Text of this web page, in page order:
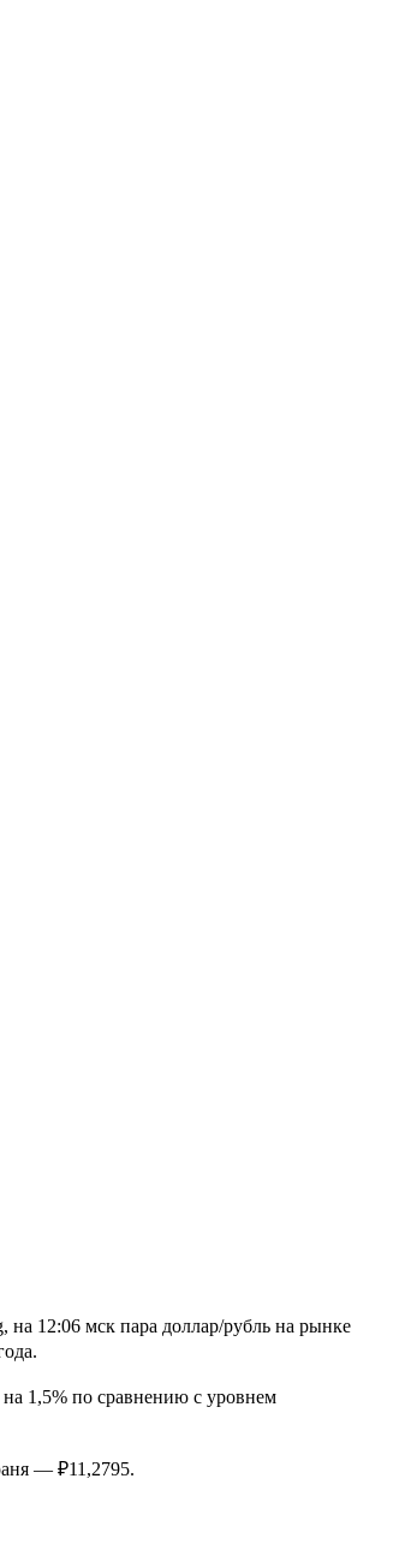
12:06 мск пара доллар/рубль на рынке
1,5% по сравнению с уровнем
— ₽11,2795.